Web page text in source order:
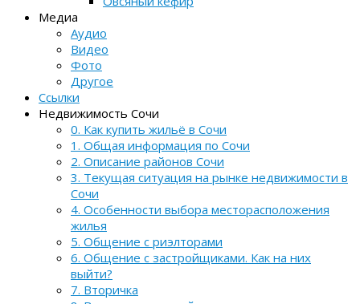
Медиа
Аудио
Видео
Фото
Другое
Ссылки
Недвижимость Сочи
0. Как купить жильё в Сочи
1. Общая информация по Сочи
2. Описание районов Сочи
3. Текущая ситуация на рынке недвижимости в
Сочи
4. Особенности выбора месторасположения
жилья
5. Общение с риэлторами
6. Общение с застройщиками. Как на них
выйти?
7. Вторичка